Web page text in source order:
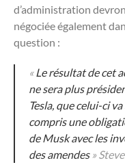
d’administration
négociée également
question :
«Le résultat de cet
ne sera plus
Tesla, que celui-ci
compris une
de Musk avec les
des amendes»